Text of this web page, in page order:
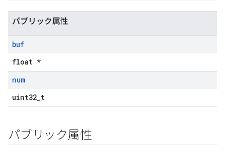
パブリック属性
buf
float *
num
uint32_t
パブリック属性